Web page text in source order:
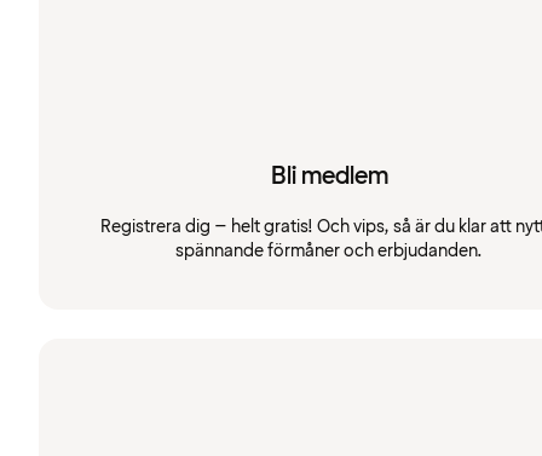
Bli medlem
Registrera dig – helt gratis! Och vips, så är du klar att
spännande förmåner och erbjudanden.